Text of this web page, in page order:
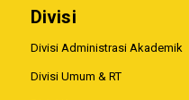
Divisi
Divisi Administrasi Akademik
Divisi Umum & RT